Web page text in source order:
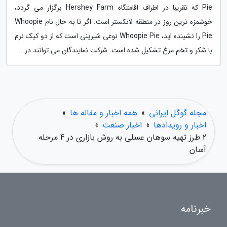
Pie که تقریبا در اطراف اقامتگاه Hershey Farm برگزار می گردد،
خوشمزه ترین روز در منطقه لانکستر است. اگر تا به حال نام Whoopie
Pie را نشینده اید، Whoopie Pie نوعی شیرینی است که از دو کیک نرم
با شکر و تخم مرغ تشکیل شده است. شرکت نمایندگان می توانند در...
مجله گوگل ایرانی » همه اخبار و مقاله ها »
اخبار و رویدادها » اخبار صنعت »
2 طرز تهیه سوهان عسلی به روش بازاری در 4 مرحله
آسان
خبرنامه